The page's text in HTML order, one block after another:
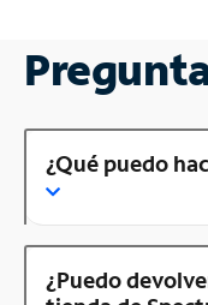
¿Qué puedo
¿Puedo